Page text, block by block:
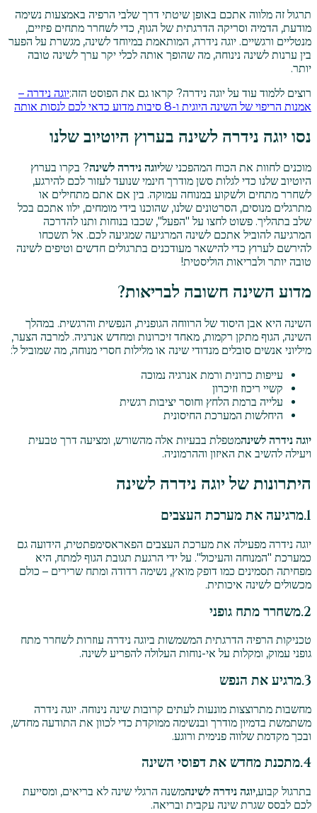
תרגול זה מלווה אתכם באופן שיטתי דרך שלבי הרפיה באמצעות נשימה
מודעת, הדמיה וסריקה הדרגתית של הגוף, כדי לשחרר מתחים פיזיים,
מנטליים ורגשיים. יוגה נידרה, המותאמת במיוחד לשינה, מגשרת על הפער
בין ערנות לשינה נינוחה, מה שהופך אותה לכלי יקר ערך לשינה טובה
יותר.
רוצים ללמוד עוד על יוגה נידרה? קראו גם את הפוסט הזה:יוגה נידרה –
אמנות הריפוי של השינה היוגית ו-8 סיבות מדוע כדאי לכם לנסות אותה
נסו יוגה נידרה לשינה בערוץ היוטיוב שלנו
מוכנים לחוות את הכוח המהפכני שליוגה נידרה לשינה? בקרו בערוץ
היוטיוב שלנו כדי לגלות סשן מודרך חינמי שנועד לעזור לכם להירגע,
לשחרר מתחים ולשקוע במנוחה עמוקה. בין אם אתם מתחילים או
מתרגלים מנוסים, הסרטונים שלנו, שהוכנו בידי מומחים, ילוו אתכם בכל
שלב בתהליך. פשוט לחצו על "הפעל", שכבו בנוחות ותנו להדרכה
המרגיעה להוביל אתכם לשינה המרגיעה שמגיעה לכם. אל תשכחו
להירשם לערוץ כדי להישאר מעודכנים בתרגולים חדשים וטיפים לשינה
טובה יותר ולבריאות הוליסטית!
מדוע השינה חשובה לבריאות?
השינה היא אבן היסוד של הרווחה הגופנית, הנפשית והרגשית. במהלך
השינה, הגוף מתקן רקמות, מאחד זיכרונות ומחדש אנרגיה. למרבה הצער,
מיליוני אנשים סובלים מנדודי שינה או מלילות חסרי מנוחה, מה שמוביל ל:
עייפות כרונית ורמת אנרגיה נמוכה
קשיי ריכוז וזיכרון
עלייה ברמת הלחץ וחוסר יציבות רגשית
היחלשות המערכת החיסונית
יוגה נידרה לשינהמטפלת בבעיות אלה מהשורש, ומציעה דרך טבעית
ויעילה להשיב את האיזון וההרמוניה.
היתרונות של יוגה נידרה לשינה
1.מרגיעה את מערכת העצבים
יוגה נידרה מפעילה את מערכת העצבים הפאראסימפתטית, הידועה גם
כמערכת "המנוחה והעיכול". על ידי הרגעת תגובת הגוף למתח, היא
מפחיתה תסמינים כמו דופק מואץ, נשימה רדודה ומתח שרירים – כולם
מכשולים לשינה איכותית.
2. משחרר מתח גופני
טכניקות הרפיה הדרגתית המשמשות ביוגה נידרה עוזרות לשחרר מתח
גופני עמוק, ומקלות על אי-נוחות העלולה להפריע לשינה.
3.מרגיע את הנפש
מחשבות מתרוצצות מונעות לעתים קרובות שינה נינוחה. יוגה נידרה
משתמשת בדמיון מודרך ובנשימה ממוקדת כדי לכוון את התודעה מחדש,
ובכך מקדמת שלווה פנימית ורוגע.
4. מתכנת מחדש את דפוסי השינה
בתרגול קבוע,יוגה נידרה לשינהמשנה הרגלי שינה לא בריאים, ומסייעת
לכם לבסס שגרת שינה עקבית ובריאה.